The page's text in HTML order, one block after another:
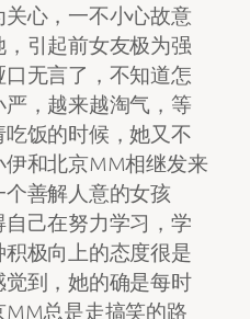
心，一不小心故意
引起前女友极为强
无言了，不知道怎
，越来越淘气，等
饭的时候，她又不
和北京MM相继发来
善解人意的女孩
己在努力学习，学
极向上的态度很是
到，她的确是每时
总是走搞笑的路